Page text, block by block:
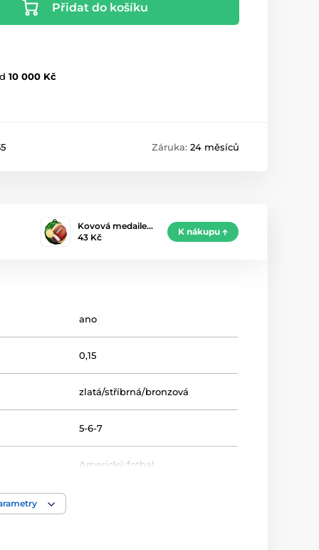
Přidat do košíku
10 000 Kč
Záruka: 24 měsíců
Kovová medaile…
43 Kč
K nákupu
ano
0,15
zlatá/stříbrná/bronzová
5-6-7
Americký fotbal